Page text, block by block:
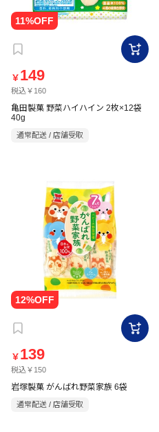
￥ 149
税込￥160
亀田製菓 野菜ハイハイン 2枚×12袋
40g
通常配送 / 店舗受取
￥ 139
税込￥150
岩塚製菓 がんばれ野菜家族 6袋
通常配送 / 店舗受取